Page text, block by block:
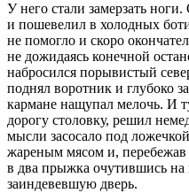
У него стали замерзать
и пошевелил в холодных
не помогло и скоро
не дожидаясь конечной
набросился порывистый
поднял воротник и глубоко
кармане нащупал мелочь. И
дорогу столовку, решил
мысли засосало под
жареным мясом и,
в два прыжка очутившись на
заиндевевшую дверь.